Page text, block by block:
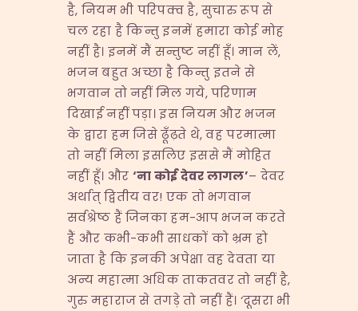
है, नियम भी परिपक्व है, सुचारु रूप से
चल रहा है किन्तु इनमें हमारा कोई मोह
नहीं है। इनमें मैं सन्तुष्ट नहीं हूँ। मान लें,
भजन बहुत अच्छा है किन्तु इतने से
भगवान तो नहीं मिल गये, परिणाम
दिखाई नहीं पड़ा। इस नियम और भजन
के द्वारा हम जिसे ढूँढ़ते थे, वह परमात्मा
तो नहीं मिला इसलिए इससे मैं मोहित
नहीं हूँ। और ‘ना कोई देवर लागल’– देवर
अर्थात् द्वितीय वर! एक तो भगवान
सर्वश्रेष्ठ हैं जिनका हम-आप भजन करते
हैं और कभी-कभी साधकों को भ्रम हो
जाता है कि इनकी अपेक्षा वह देवता या
अन्य महात्मा अधिक ताकतवर तो नहीं है,
गुरु महाराज से तगड़े तो नहीं हैं। ‘दूसरा भी